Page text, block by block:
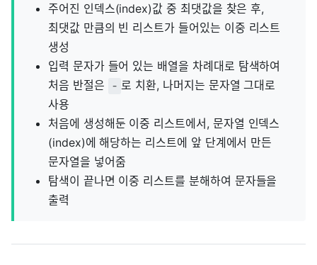
주어진 인덱스(index)값 중 최댓값을 찾은 후,
최댓값 만큼의 빈 리스트가 들어있는 이중 리스트
생성
입력 문자가 들어 있는 배열을 차례대로 탐색하여
처음 반절은
- 로 치환, 나머지는 문자열 그대로
사용
처음에 생성해둔 이중 리스트에서, 문자열 인덱스
(index)에 해당하는 리스트에 앞 단계에서 만든
문자열을 넣어줌
탐색이 끝나면 이중 리스트를 분해하여 문자들을
출력